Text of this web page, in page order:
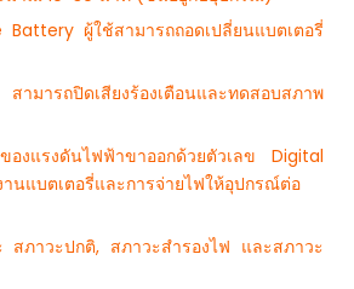
ผู้ใช้สามารถถอดเปลี่ยนแบตเตอรี่
สามารถปิดเสียงร้องเตือนและทดสอบสภาพ
องแรงดันไฟฟ้าขาออกด้วยตัวเลข Digital
นแบตเตอรี่และการจ่ายไฟให้อุปกรณ์ต่อ
สภาวะปกติ, สภาวะสำรองไฟ และสภาวะ